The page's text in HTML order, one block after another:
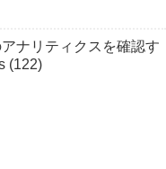
ナリティクスを確認す
(122)